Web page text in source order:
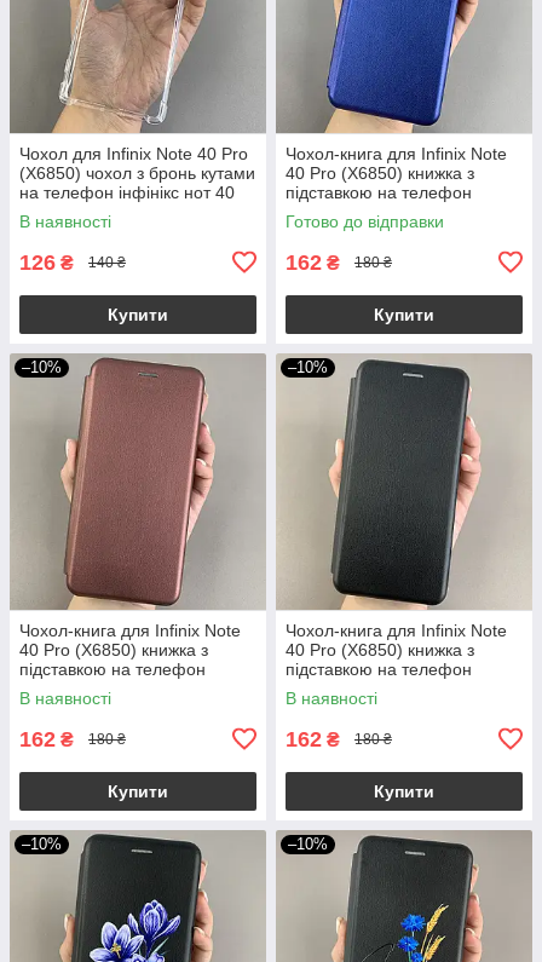
Чохол для Infinix Note 40 Pro
(X6850) чохол з бронь кутами
на телефон інфінікс нот 40
про прозорий ttp
В наявності
126 ₴ 140 ₴
Купити
Чохол-книга для Infinix Note
40 Pro (X6850) книжка з
підставкою на телефон
інфінікс нот 40 про синя stn
Готово до відправки
162 ₴ 180 ₴
Купити
–10%
Чохол-книга для Infinix Note
40 Pro (X6850) книжка з
підставкою на телефон
інфінікс нот 40 про бордова
stn
В наявності
162 ₴ 180 ₴
Купити
–10%
Чохол-книга для Infinix Note
40 Pro (X6850) книжка з
підставкою на телефон
інфінікс нот 40 про чорна stn
В наявності
162 ₴ 180 ₴
Купити
–10% –10%